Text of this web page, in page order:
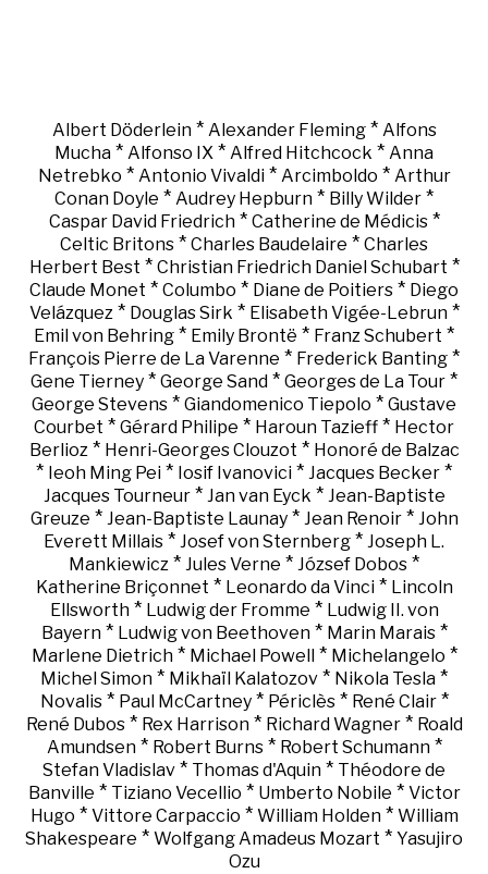
Albert Döderlein* Alexander Fleming* Alfons
Mucha * Alfonso IX * Alfred Hitchcock * Anna
Netrebko * Antonio Vivaldi* Arcimboldo * Arthur
Conan Doyle * Audrey Hepburn * Billy Wilder *
Caspar David Friedrich* Catherine de Médicis*
Celtic Britons * Charles Baudelaire * Charles
Herbert Best * Christian Friedrich Daniel Schubart *
Claude Monet * Columbo * Diane de Poitiers * Diego
Velázquez * Douglas Sirk * Elisabeth Vigée-Lebrun*
Emil von Behring * Emily Brontë * Franz Schubert *
François Pierre de La Varenne * Frederick Banting *
Gene Tierney * George Sand * Georges de La Tour *
George Stevens * Giandomenico Tiepolo * Gustave
Courbet * Gérard Philipe * Haroun Tazieff * Hector
Berlioz * Henri-Georges Clouzot * Honoré de Balzac
* Ieoh Ming Pei * Iosif Ivanovici * Jacques Becker *
Jacques Tourneur* Jan van Eyck * Jean-Baptiste
Greuze * Jean-Baptiste Launay* Jean Renoir* John
Everett Millais * Josef von Sternberg * Joseph L.
Mankiewicz * Jules Verne * József Dobos *
Katherine Briçonnet * Leonardo da Vinci* Lincoln
Ellsworth* Ludwig der Fromme * Ludwig II. von
Bayern* Ludwig von Beethoven* Marin Marais*
Marlene Dietrich* Michael Powell * Michelangelo *
Michel Simon * Mikhaïl Kalatozov * Nikola Tesla *
Novalis* Paul McCartney* Périclès* René Clair*
René Dubos* Rex Harrison* Richard Wagner* Roald
Amundsen* Robert Burns* Robert Schumann*
Stefan Vladislav * Thomas d'Aquin * Théodore de
Banville * Tiziano Vecellio * Umberto Nobile * Victor
Hugo * Vittore Carpaccio * William Holden* William
Shakespeare * Wolfgang Amadeus Mozart * Yasujiro
Ozu